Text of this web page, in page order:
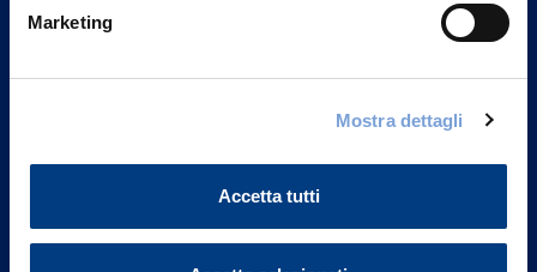
Marketing
Mostra dettagli
Accetta tutti
20149 Milano
Governance
Investor Relations